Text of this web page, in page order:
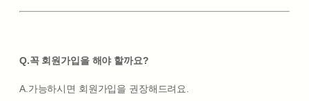
Q.꼭 회원가입을 해야 할까요?
A.가능하시면 회원가입을 권장해드려요.